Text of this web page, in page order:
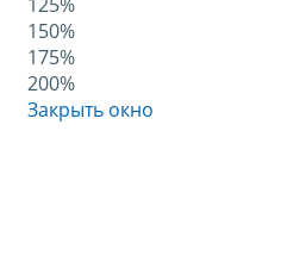
125%
150%
175%
200%
Закрыть окно